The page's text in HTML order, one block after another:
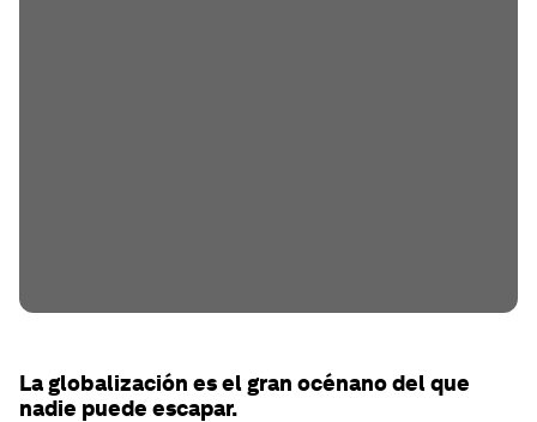
La globalización es el gran océnano del que
nadie puede escapar.